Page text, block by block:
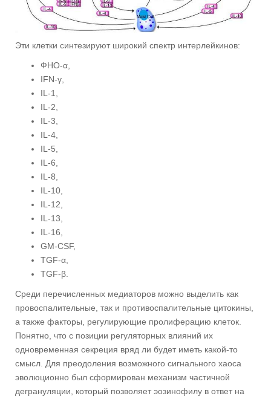
Эти клетки синтезируют широкий спектр интерлейкинов:
ФНО-α,
IFN-γ,
IL-1,
IL-2,
IL-3,
IL-4,
IL-5,
IL-6,
IL-8,
IL-10,
IL-12,
IL-13,
IL-16,
GM-CSF,
TGF-α,
TGF-β.
Среди перечисленных медиаторов можно выделить как
провоспалительные, так и противоспалительные цитокины,
а также факторы, регулирующие пролиферацию клеток.
Понятно, что с позиции регуляторных влияний их
одновременная секреция вряд ли будет иметь какой-то
смысл. Для преодоления возможного сигнального хаоса
эволюционно был сформирован механизм частичной
дегрануляции, который позволяет эозинофилу в ответ на